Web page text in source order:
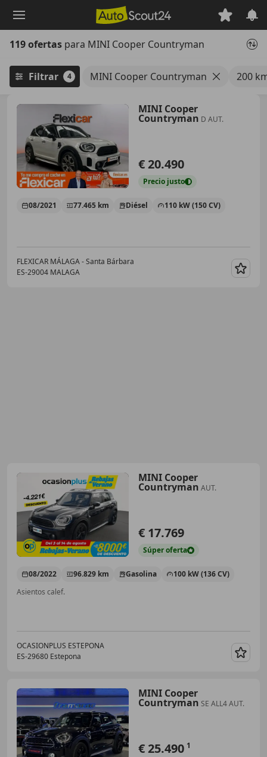
principal
119 ofertas para MINI Cooper Countryman
Filtrar 4 MINI Cooper Countryman 200
MINI Cooper
Countryman D AUT.
€ 20.490
Precio justo
08/2021 77.465 km Diésel 110 kW (150 CV)
FLEXICAR MÁLAGA - Santa Bárbara
ES-29004 MALAGA
MINI Cooper
Countryman AUT.
€ 17.769
Súperoferta
08/2022 96.829 km Gasolina
100 kW (136 CV)
Asientos calef.
OCASIONPLUS ESTEPONA
ES-29680 Estepona
MINI Cooper
Countryman SE ALL4 AUT.
€ 25.490 1